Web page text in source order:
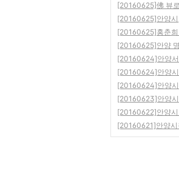
[20160625]佛 뷰
[20160625]안양
[20160625]홍춘희
[20160625]안양
[20160624]안양
[20160624]안양시
[20160624]안양시
[20160623]안양
[20160622]안양시
[20160621]안양